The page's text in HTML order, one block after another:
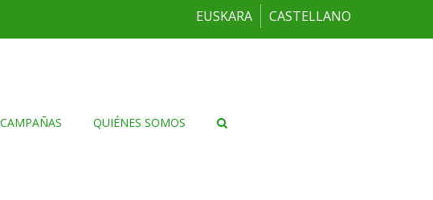
EUSKARA CASTELLANO
CAMPAÑAS QUIÉNES SOMOS